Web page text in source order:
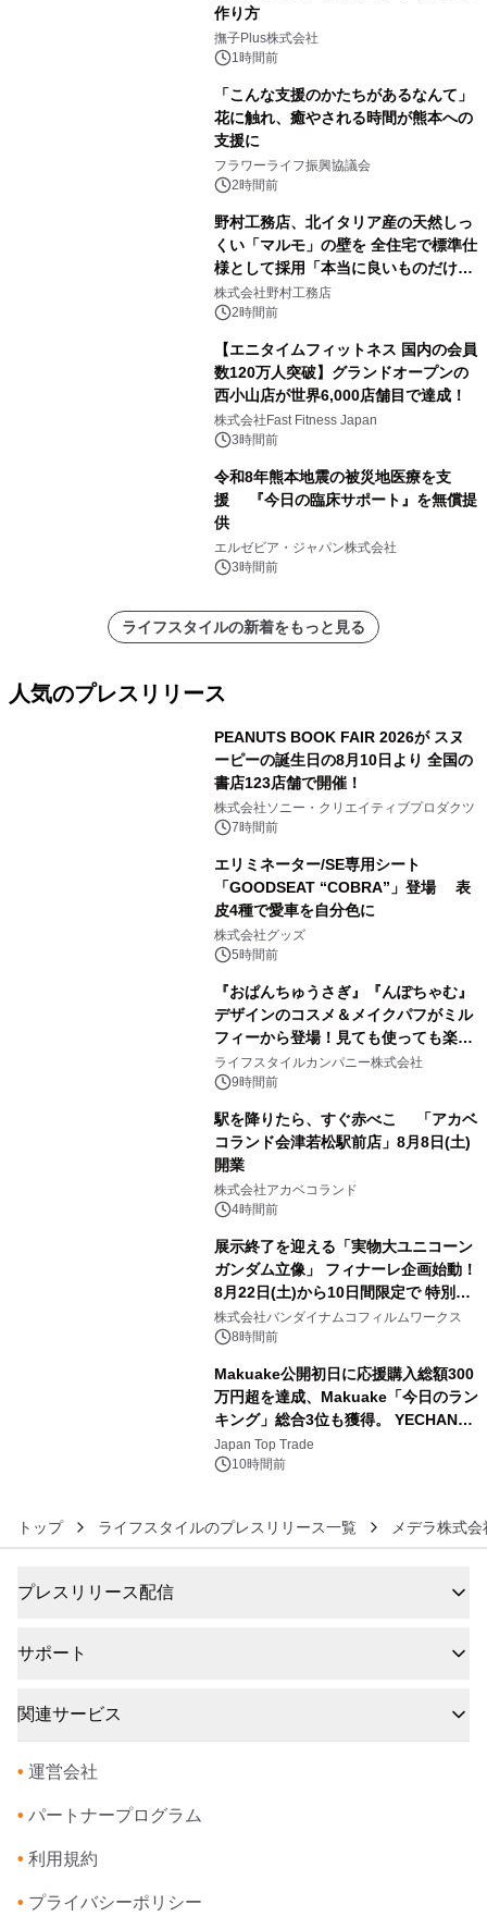
作り方
撫子Plus株式会社
1時間前
「こんな支援のかたちがあるなんて」
花に触れ、癒やされる時間が熊本への
支援に
フラワーライフ振興協議会
2時間前
野村工務店、北イタリア産の天然しっ
くい「マルモ」の壁を 全住宅で標準仕
様として採用「本当に良いものだけに
こだわる」
株式会社野村工務店
2時間前
【エニタイムフィットネス 国内の会員
数120万人突破】グランドオープンの
西小山店が世界6,000店舗目で達成！
株式会社Fast Fitness Japan
3時間前
令和8年熊本地震の被災地医療を支
援 『今日の臨床サポート』を無償提
供
エルゼビア・ジャパン株式会社
3時間前
ライフスタイルの新着をもっと見る
人気のプレスリリース
PEANUTS BOOK FAIR 2026が スヌ
ーピーの誕生日の8月10日より 全国の
書店123店舗で開催！
株式会社ソニー・クリエイティブプロダクツ
7時間前
エリミネーター/SE専用シート
「GOODSEAT “COBRA”」登場 表
皮4種で愛車を自分色に
株式会社グッズ
5時間前
『おぱんちゅうさぎ』『んぽちゃむ』
デザインのコスメ＆メイクパフがミル
フィーから登場！見ても使っても楽し
い、ポップでキュートなコレクショ
ン。
ライフスタイルカンパニー株式会社
9時間前
駅を降りたら、すぐ赤べこ 「アカベ
コランド会津若松駅前店」8月8日(土)
開業
株式会社アカベコランド
4時間前
展示終了を迎える「実物大ユニコーン
ガンダム立像」 フィナーレ企画始動！
8月22日(土)から10日間限定で 特別映
像『UNICORN GUNDAM Statue ―
BEYOND POSSIBILITY ―』を上映！
株式会社バンダイナムコフィルムワークス
8時間前
Makuake公開初日に応援購入総額300
万円超を達成、Makuake「今日のラン
キング」総合3位も獲得。 YECHAN音
浴シンギングボウル第2弾の大型サイ
ズ（XL・2XL・3XL）を先行販売中
Japan Top Trade
10時間前
トップ ライフスタイルのプレスリリース一覧 メデラ株式会
プレスリリース配信
サポート
関連サービス
• 運営会社
• パートナープログラム
• 利用規約
• プライバシーポリシー